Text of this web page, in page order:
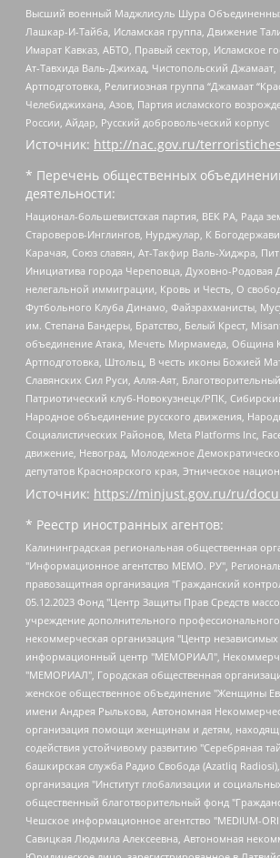
Высший военный Маджлисуль Шура Объединенных
Лашкар-И-Тайба, Исламская группа, Движение
Имарат Кавказ, АБТО, Правый сектор, Исламское
Ат-Тавхида Валь-Джихад, Чистопольский
Артподготовка, Религиозная группа “Джамаат
Челебиджихана, Азов, Партия исламского
России, Айдар, Русский добровольческий корпус
Источник: http://nac.gov.ru/
* Перечень общественных
деятельности:
Национал-большевистская партия, ВЕК РА, Рада
Староверов-Инглингов, Нурджулар, К
Карачая, Союз славян, Ат-Такфир Валь-Хиджра,
Инициатива города Череповца, Духовно-Родовая
нелегальной иммиграции, Кровь и Честь, О
Футбольного Клуба Динамо, Файзрахманисты,
им. Степана Бандеры, Братство, Белый Крест,
объединение Атака, Мечеть Мирмамеда, Община
Артподготовка, Штольц, В честь иконы Божией
Славянских Сил Руси, Алля-Аят,
Патриотический клуб-Новокузнецк/РПК,
Народное объединение русского движения,
Социалистических Районов, Meta Platforms Inc,
движение, Невоград, Молодежное
депутатов Красноярского края, Этническое
Источник: https://minjust.gov.ru/ru/
* Реестр иностранных агентов:
Калининградская региональная общественная организация "Экозащита!-Женсовет", Фонд содействия защите прав и свобод граждан "Общественный вердикт", Фонд "Институт Развития Свободы Информации", Частное учреждение "Информационное агентство МЕМО. РУ", Региональная общественная организация "Общественная комиссия по сохранению наследия академика Сахарова", Фонд поддержки свободы прессы, Санкт-Петербургская общественная правозащитная организация "Гражданский контроль", Межрегиональная общественная организация "Информационно-просветительский центр "Мемориал", Региональный Фонд "Центр Защиты Прав Средств Массовой Информации", с 05.12.2023 Фонд "Центр Защиты Прав Средств массовой информации", Региональная общественная благотворительная организация помощи беженцам и мигрантам "Гражданское содействие", Негосударственное образовательное учреждение дополнительного профессионального образования (повышение квалификации) специалистов "АКАДЕМИЯ ПО ПРАВАМ ЧЕЛОВЕКА", Свердловская региональная общественная организация "Сутяжник", Автономная некоммерческая организация "Центр независимых социологических исследований", Союз общественных объединений "Российский исследовательский центр по правам человека", Региональное общественное учреждение научно-информационный центр "МЕМОРИАЛ", Некоммерческая организация "Фонд защиты гласности", Автономная некоммерческая организация "Институт прав человека", Городская общественная организация "Екатеринбургское общество "МЕМОРИАЛ", Городская общественная организация "Рязанское историко-просветительское и правозащитное общество "Мемориал" (Рязанский Мемориал), Челябинский региональный орган общественной самодеятельности – женское общественное объединение "Женщины Евразии", Челябинский региональный орган общественной самодеятельности "Уральская правозащитная группа", Фонд содействия защите здоровья и социальной справедливости имени Андрея Рылькова, Автономная Некоммерческая Организация "Аналитический Центр Юрия Левады", Автономная некоммерческая организация социальной поддержки населения "Проект Апрель", Региональная общественная организация помощи женщинам и детям, находящимся в